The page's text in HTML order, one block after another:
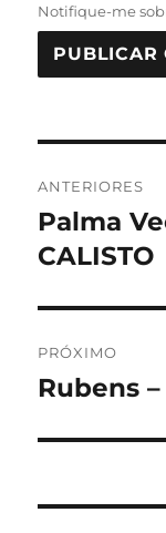
Notifique-me
de
Post
ANTERIORES
Post
anterior:
Palma
CALISTO
PRÓXIMO
Próximo
Rubens